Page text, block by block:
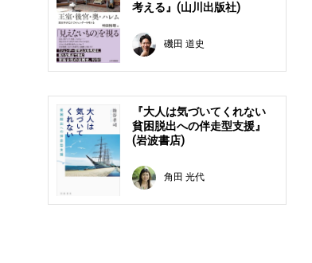
考える』(山川出版社)
磯田 道史
『大人は気づいてくれない
貧困脱出への伴走型支援』
(岩波書店)
角田 光代